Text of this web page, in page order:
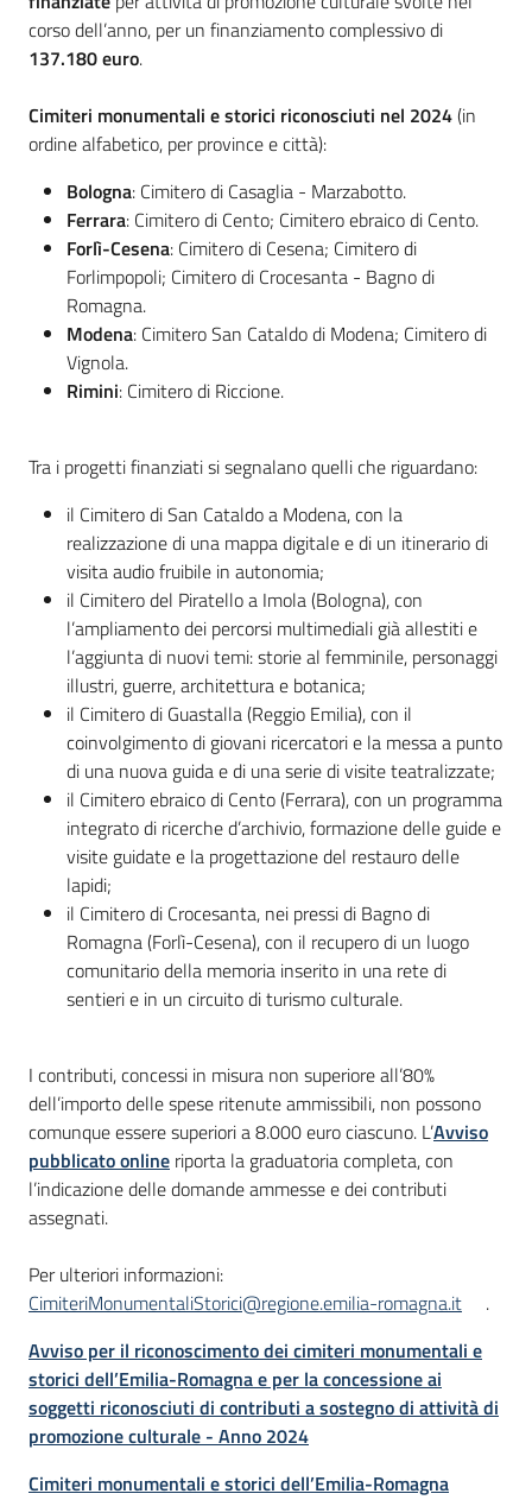
corso dell’anno, per un finanziamento complessivo di
137.180 euro.
Cimiteri monumentali e storici riconosciuti nel 2024(in
ordine alfabetico, per province e città):
Bologna: Cimitero di Casaglia - Marzabotto.
Ferrara: Cimitero di Cento; Cimitero ebraico di Cento.
Forlì-Cesena: Cimitero di Cesena; Cimitero di
Forlimpopoli; Cimitero di Crocesanta - Bagno di
Romagna.
Modena: Cimitero San Cataldo di Modena; Cimitero di
Vignola.
Rimini: Cimitero di Riccione.
Tra i progetti finanziati si segnalano quelli che riguardano:
il Cimitero di San Cataldo a Modena, con la
realizzazione di una mappa digitale e di un itinerario di
visita audio fruibile in autonomia;
il Cimitero del Piratello a Imola (Bologna), con
l’ampliamento dei percorsi multimediali già allestiti e
l’aggiunta di nuovi temi: storie al femminile, personaggi
illustri, guerre, architettura e botanica;
il Cimitero di Guastalla (Reggio Emilia), con il
coinvolgimento di giovani ricercatori e la messa a punto
di una nuova guida e di una serie di visite teatralizzate;
il Cimitero ebraico di Cento (Ferrara), con un programma
integrato di ricerche d’archivio, formazione delle guide e
visite guidate e la progettazione del restauro delle
lapidi;
il Cimitero di Crocesanta, nei pressi di Bagno di
Romagna (Forlì-Cesena), con il recupero di un luogo
comunitario della memoria inserito in una rete di
sentieri e in un circuito di turismo culturale.
I contributi, concessi in misura non superiore all’80%
dell’importo delle spese ritenute ammissibili, non possono
comunque essere superiori a 8.000 euro ciascuno. L’Avviso
pubblicato online riporta la graduatoria completa, con
l’indicazione delle domande ammesse e dei contributi
assegnati.
Per ulteriori informazioni:
CimiteriMonumentaliStorici@regione.emilia-romagna.it
.
Avviso per il riconoscimento dei cimiteri monumentali e
storici dell’Emilia-Romagna e per la concessione ai
soggetti riconosciuti di contributi a sostegno di attività di
promozione culturale - Anno 2024
Cimiteri monumentali e storici dell’Emilia-Romagna